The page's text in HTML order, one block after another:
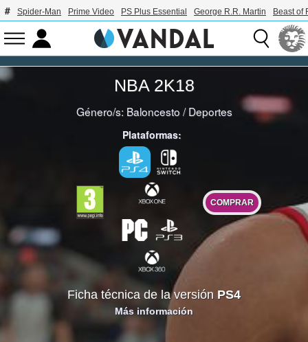
Spider-Man Prime Video PS Plus Essential George R.R. Martin Beast of
NBA 2K18
Género/s: Baloncesto/Deportes
Plataformas:
COMPRAR
Ficha técnica de la versión PS4
Más información